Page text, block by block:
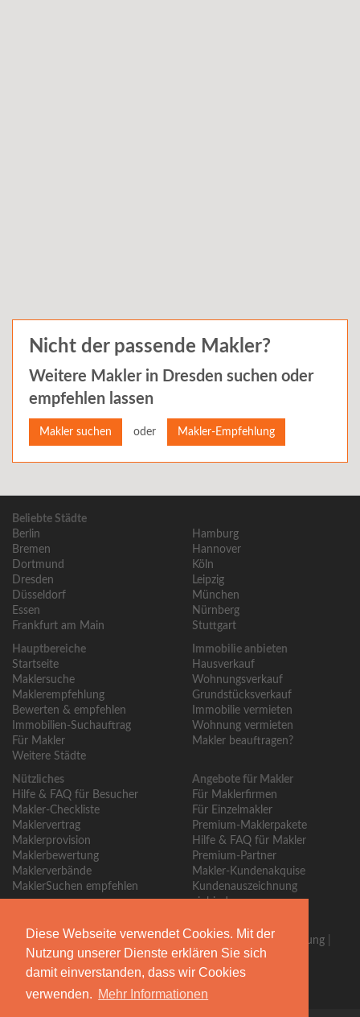
Diese Webseite verwendet Cookies. Mit der
Nutzung unserer Dienste erklären Sie sich
damit einverstanden, dass wir Cookies
verwenden. Mehr Informationen
Nicht der passende Makler?
Weitere Makler in Dresden suchen oder
empfehlen lassen
Makler suchen oder Makler-Empfehlung
Beliebte Städte
Berlin
Bremen
Dortmund
Dresden
Düsseldorf
Essen
Frankfurt am Main
Hamburg
Hannover
Köln
Leipzig
München
Nürnberg
Stuttgart
Hauptbereiche
Startseite
Maklersuche
Maklerempfehlung
Bewerten & empfehlen
Immobilien-Suchauftrag
Für Makler
Weitere Städte
Immobilie anbieten
Hausverkauf
Wohnungsverkauf
Grundstücksverkauf
Immobilie vermieten
Wohnung vermieten
Makler beauftragen?
Nützliches
Hilfe & FAQ für Besucher
Makler-Checkliste
Maklervertrag
Maklerprovision
Maklerbewertung
Maklerverbände
MaklerSuchen empfehlen
Angebote für Makler
Für Maklerfirmen
Für Einzelmakler
Premium-Maklerpakete
Hilfe & FAQ für Makler
Premium-Partner
Makler-Kundenakquise
Kundenauszeichnung
einbinden
Über uns|Blog|Kontakt | Partner |Presse| Qualitätssicherung
Bewertungsrichtlinien
Begleiten Sie uns